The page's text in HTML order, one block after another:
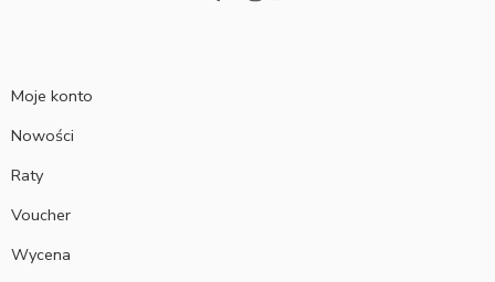
Moje konto
Nowości
Raty
Voucher
Wycena